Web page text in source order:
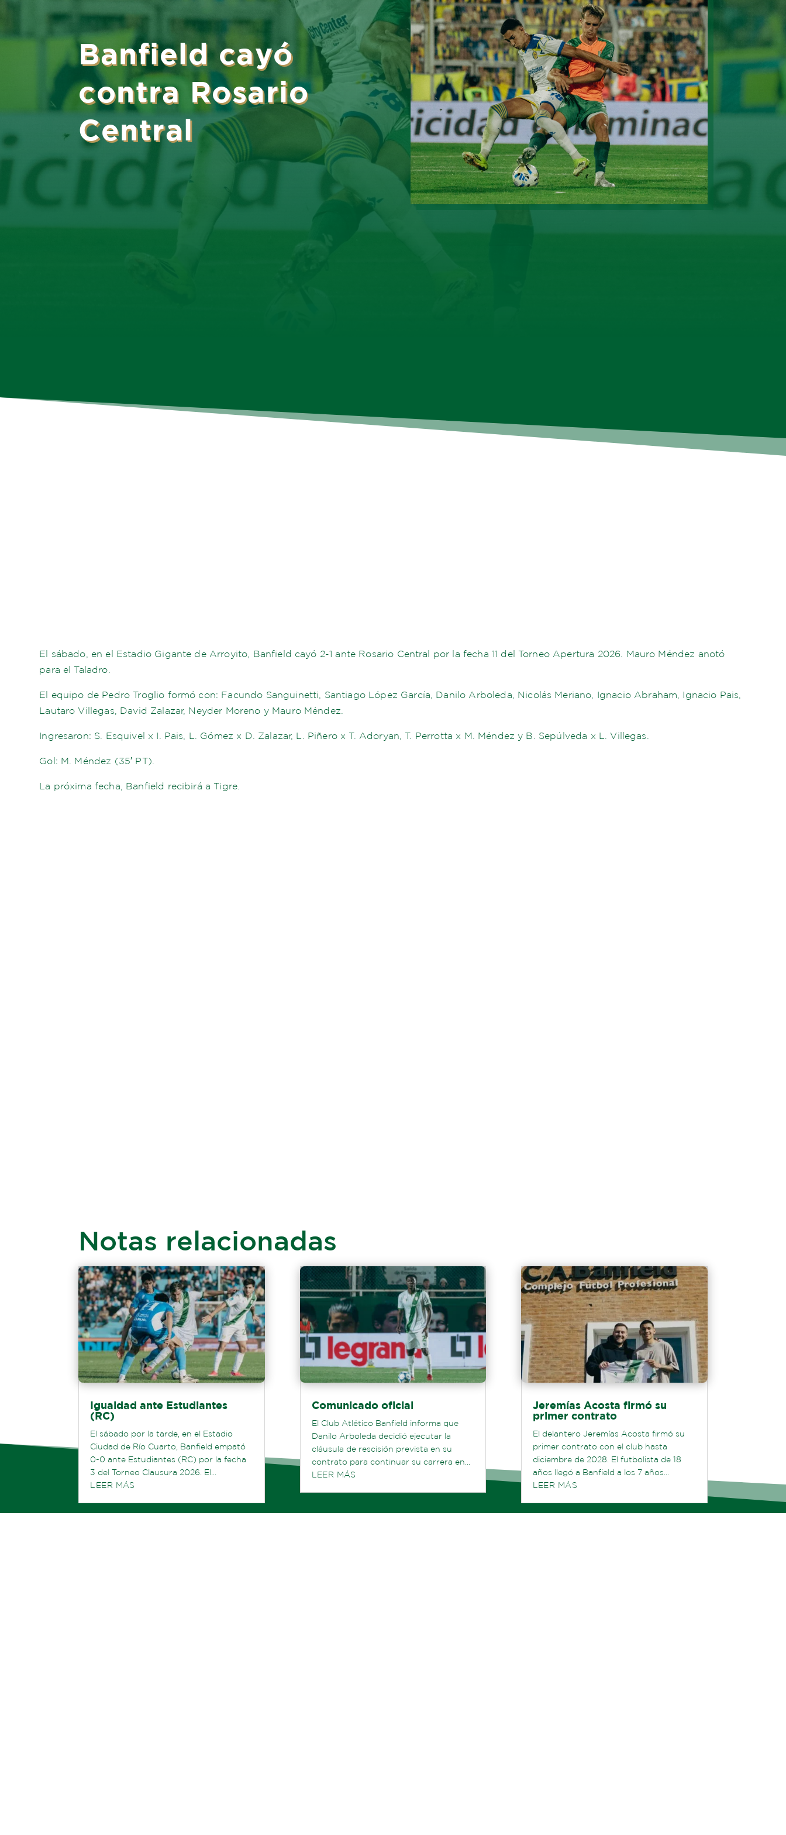
Banfield cayó
contra Rosario
Central
El sábado, en el Estadio Gigante de Arroyito, Banfield cayó 2-1 ante Rosario Central por la fecha 11 del Torneo Apertura 2026. Mauro Méndez anotó
para el Taladro.
El equipo de Pedro Troglio formó con: Facundo Sanguinetti, Santiago López García, Danilo Arboleda, Nicolás Meriano, Ignacio Abraham, Ignacio Pais,
Lautaro Villegas, David Zalazar, Neyder Moreno y Mauro Méndez.
Ingresaron: S. Esquivel x I. Pais, L. Gómez x D. Zalazar, L. Piñero x T. Adoryan, T. Perrotta x M. Méndez y B. Sepúlveda x L. Villegas.
Gol: M. Méndez (35′ PT).
La próxima fecha, Banfield recibirá a Tigre.
Notas relacionadas
Igualdad ante Estudiantes
(RC)
El sábado por la tarde, en el Estadio
Ciudad de Río Cuarto, Banfield empató
0-0 ante Estudiantes (RC) por la fecha
3 del Torneo Clausura 2026. El...
LEER MÁS
Comunicado oficial
El Club Atlético Banfield informa que
Danilo Arboleda decidió ejecutar la
cláusula de rescisión prevista en su
contrato para continuar su carrera en...
LEER MÁS
Jeremías Acosta firmó su
primer contrato
El delantero Jeremías Acosta firmó su
primer contrato con el club hasta
diciembre de 2028. El futbolista de 18
años llegó a Banfield a los 7 años...
LEER MÁS